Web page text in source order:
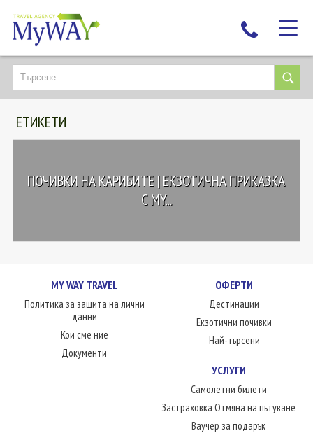
НАЙ-ТЪРСЕНИ
ДЕСТИНАЦИИ
ЕКЗОТИЧНИ ПОЧИВКИ
ЛЮБОПИТНО
КОНТАКТИ
ЕТИКЕТИ
ПОЧИВКИ НА КАРИБИТЕ | ЕКЗОТИЧНА ПРИКАЗКА
С MY...
MY WAY TRAVEL
Политика за защита на лични
данни
Кои сме ние
Документи
ОФЕРТИ
Дестинации
Екзотични почивки
Най-търсени
УСЛУГИ
Самолетни билети
Застраховка Отмяна на пътуване
Ваучер за подарък